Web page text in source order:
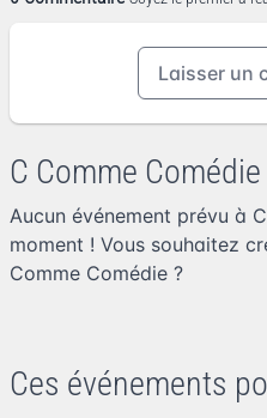
Laisser un
C Comme Comédie
Aucun événement prévu à
moment ! Vous souhaitez
Comme Comédie ?
Ces événements